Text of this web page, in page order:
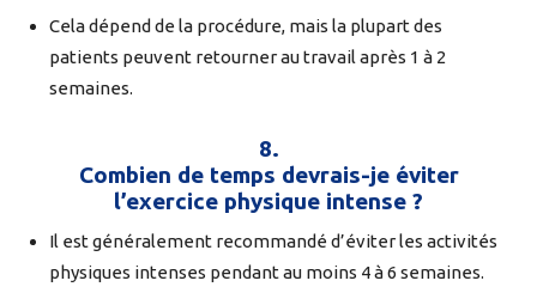
Cela dépend de la procédure, mais la plupart des
patients peuvent retourner au travail après 1 à 2
semaines.
8.
Combien de temps devrais-je éviter
l’exercice physique intense ?
Il est généralement recommandé d’éviter les activités
physiques intenses pendant au moins 4 à 6 semaines.